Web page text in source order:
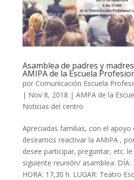
Asamblea de padres y
AMIPA de la Escuela
por Comunicación Escuela
| Nov 8, 2018 | AMPA de la
Noticias del centro
Apreciadas familias, con el apoyo
deseamos reactivar la AMIPA ,
desee participar, preguntar, etc.
siguiente reunión/ asamblea:
HORA: 17,30 h. LUGAR: Teatro